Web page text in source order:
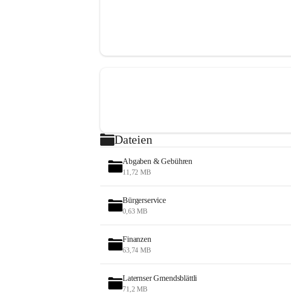
Dateien
Abgaben & Gebühren
11,72 MB
Bürgerservice
0,63 MB
Finanzen
63,74 MB
Laternser Gmendsblättli
71,2 MB